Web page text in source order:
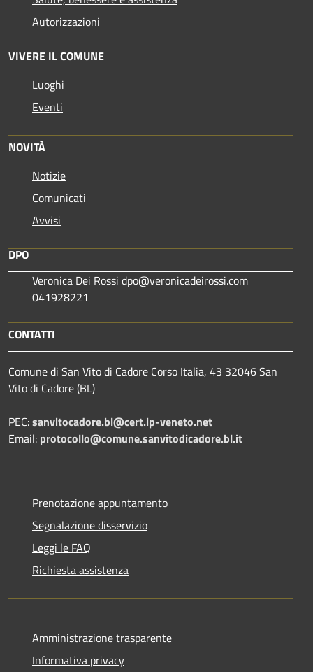
Autorizzazioni
VIVERE IL COMUNE
Luoghi
Eventi
NOVITÀ
Notizie
Comunicati
Avvisi
DPO
Veronica Dei Rossi dpo@veronicadeirossi.com
041928221
CONTATTI
Comune di San Vito di Cadore Corso Italia, 43 32046 San
Vito di Cadore (BL)
PEC:sanvitocadore.bl@cert.ip-veneto.net
Email: protocollo@comune.sanvitodicadore.bl.it
Prenotazione appuntamento
Segnalazione disservizio
Leggi le FAQ
Richiesta assistenza
Amministrazione trasparente
Informativa privacy